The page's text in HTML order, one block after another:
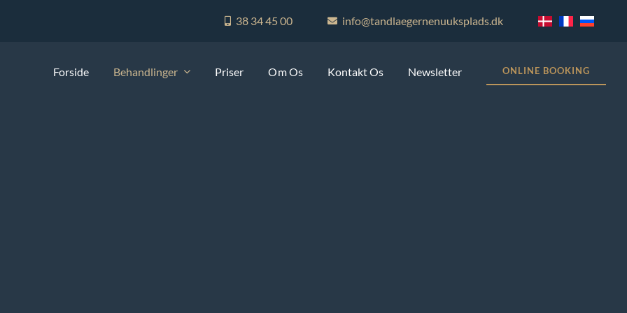
38 34 45 00 info@tandlaegernenuuksplads.dk
Forside Behandlinger Priser Om Os Kontakt Os Newsletter ONLINE BOOKING